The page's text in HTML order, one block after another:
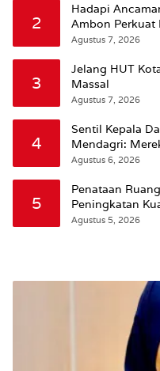
2
Hadapi
Ambon Perkuat
Agustus 7, 2026
3
Jelang HUT
Massal
Agustus 7, 2026
4
Sentil Kepala
Mendagri:
Agustus 6, 2026
5
Penataan
Peningkatan
Wattimena:
Agustus 5, 2026